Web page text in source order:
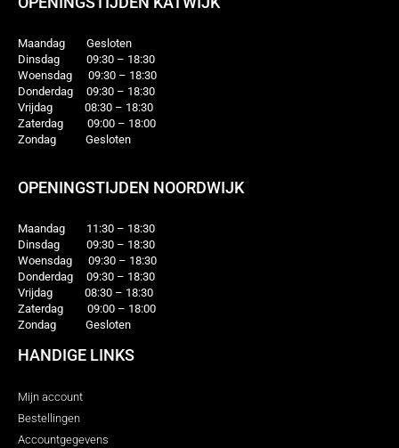
Maandag Gesloten
Dinsdag 09:30 – 18:30
Woensdag 09:30 – 18:30
Donderdag 09:30 – 18:30
Vrijdag 08:30 – 18:30
Zaterdag 09:00 – 18:00
Zondag Gesloten
OPENINGSTIJDEN NOORDWIJK
Maandag 11:30 – 18:30
Dinsdag 09:30 – 18:30
Woensdag 09:30 – 18:30
Donderdag 09:30 – 18:30
Vrijdag 08:30 – 18:30
Zaterdag 09:00 – 18:00
Zondag Gesloten
HANDIGE LINKS
Mijn account
Bestellingen
Accountgegevens